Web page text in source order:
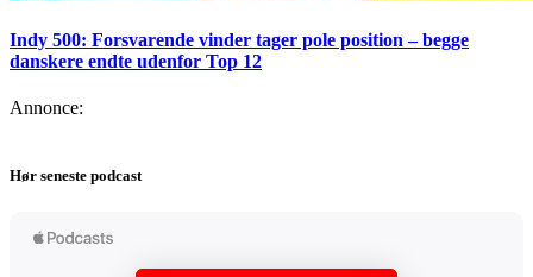
Indy 500: Forsvarende vinder tager pole position – begge
danskere endte udenfor Top 12
Annonce:
Hør seneste podcast